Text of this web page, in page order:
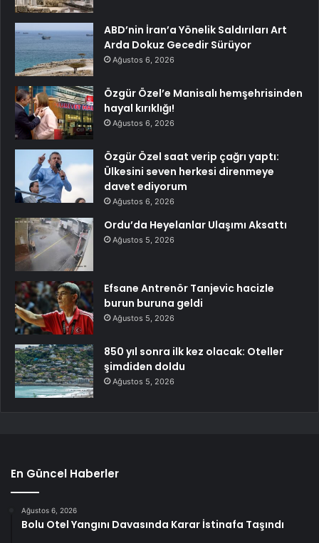
ABD’nin İran’a Yönelik Saldırıları Art
Arda Dokuz Gecedir Sürüyor
Ağustos 6, 2026
Özgür Özel’e Manisalı hemşehrisinden
hayal kırıklığı!
Ağustos 6, 2026
Özgür Özel saat verip çağrı yaptı:
Ülkesini seven herkesi direnmeye
davet ediyorum
Ağustos 6, 2026
Ordu’da Heyelanlar Ulaşımı Aksattı
Ağustos 5, 2026
Efsane Antrenör Tanjevic hacizle
burun buruna geldi
Ağustos 5, 2026
850 yıl sonra ilk kez olacak: Oteller
şimdiden doldu
Ağustos 5, 2026
En Güncel Haberler
Ağustos 6, 2026
Bolu Otel Yangını Davasında Karar İstinafa Taşındı